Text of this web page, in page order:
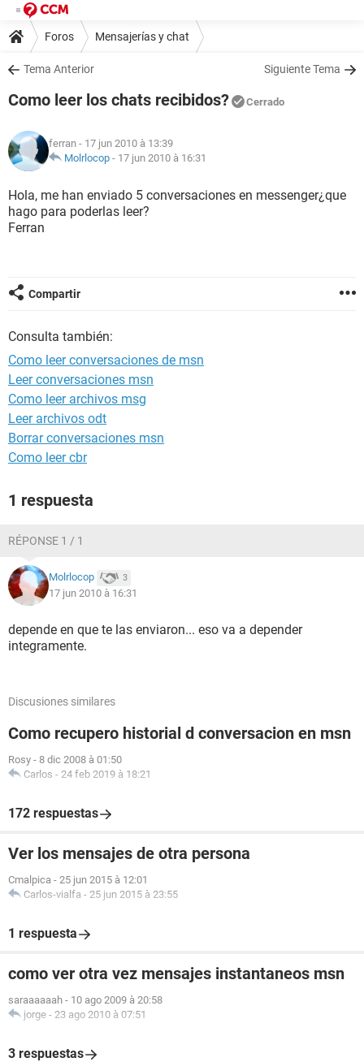
Foros Mensajerías y chat
Tema Anterior Siguiente Tema
Como leer los chats recibidos? Cerrado
ferran - 17 jun 2010 à 13:39
Molrlocop - 17 jun 2010 à 16:31
Hola, me han enviado 5 conversaciones en messenger¿que
hago para poderlas leer?
Ferran
Compartir
Consulta también:
Como leer conversaciones de msn
Leer conversaciones msn
Como leer archivos msg
Leer archivos odt
Borrar conversaciones msn
Como leer cbr
1 respuesta
RÉPONSE 1 / 1
Molrlocop 3
17 jun 2010 à 16:31
depende en que te las enviaron... eso va a depender
integramente.
Discusiones similares
Como recupero historial d conversacion en msn
Rosy - 8 dic 2008 à 01:50
Carlos - 24 feb 2019 à 18:21
172 respuestas
Ver los mensajes de otra persona
Cmalpica - 25 jun 2015 à 12:01
Carlos-vialfa - 25 jun 2015 à 23:55
1 respuesta
como ver otra vez mensajes instantaneos msn
saraaaaaah - 10 ago 2009 à 20:58
jorge - 23 ago 2010 à 07:51
3 respuestas